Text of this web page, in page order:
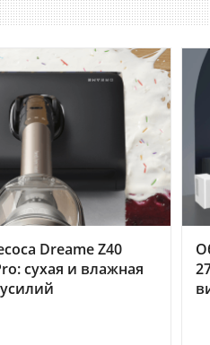
Dreame Z40
сухая и влажная